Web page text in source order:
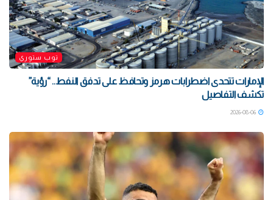
توب ستوري
الإمارات تتحدى اضطرابات هرمز وتحافظ على تدفق النفط.. “رؤية”
تكشف التفاصيل